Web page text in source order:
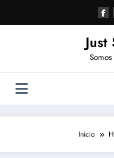
contenido
Just
Inicio